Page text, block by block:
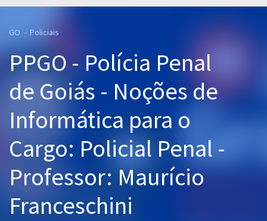
Cursos 20% OFF
Pós
Graduação
OAB
Mentorias
Questões grátis
GO - Policiais
PPGO - Polícia Penal
de Goiás - Noções de
Informática para o
Cargo: Policial Penal -
Professor: Maurício
Franceschini